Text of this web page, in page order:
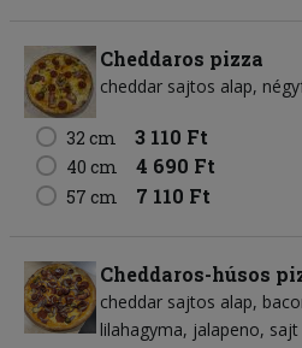
Cheddaros pizza
cheddar sajtos alap
32 cm 3 110 Ft
40 cm 4 690 Ft
57 cm 7 110 Ft
Cheddaros-húsos
cheddar sajtos alap
lilahagyma jalapeno sajt